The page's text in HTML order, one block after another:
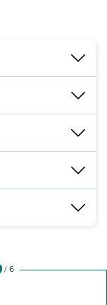
5km da JBR
km, in parte libera
arredati.
ristoranti di cui un
/6